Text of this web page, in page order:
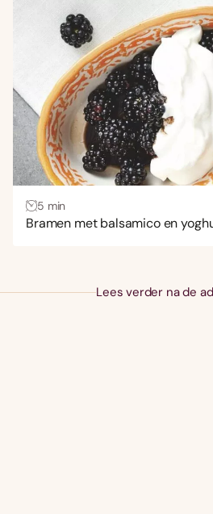
5 min
Bramen met balsamico en
Lees verder na de